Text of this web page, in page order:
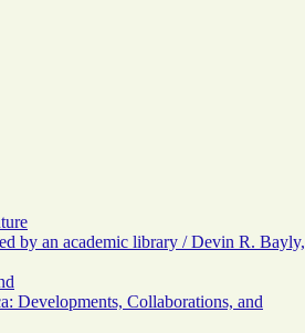
by an academic library / Devin R. Bayly,
Developments, Collaborations, and